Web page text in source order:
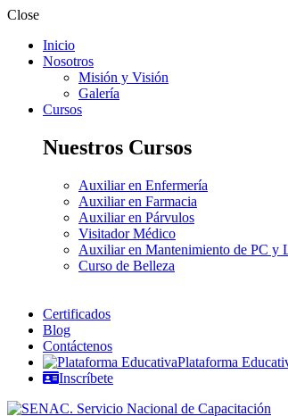
Close
Inicio
Nosotros
Misión y Visión
Galería
Cursos
Nuestros Cursos
Auxiliar en Enfermería
Auxiliar en Farmacia
Auxiliar en Párvulos
Visitador Médico
Auxiliar en Mantenimiento de PC y
Curso de Belleza
Certificados
Blog
Contáctenos
Plataforma
Inscríbete